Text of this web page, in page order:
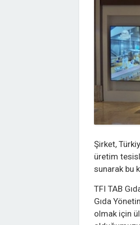
Şirket,
üretim
sunarak bu
TFI TAB
Gıda
olmak için